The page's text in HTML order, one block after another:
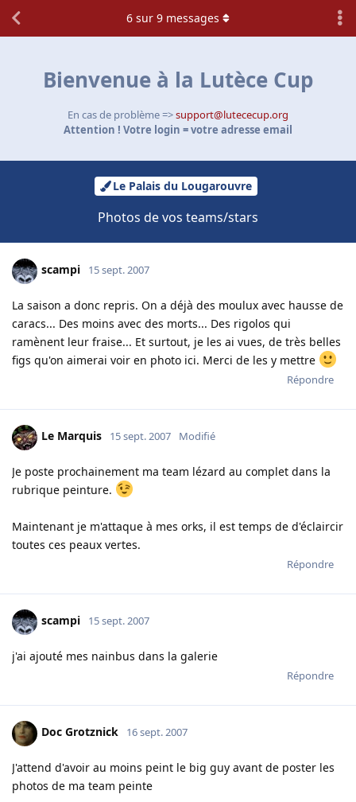
Bienvenue à la Lutèce Cup
En cas de problème =>support@lutececup.org
Attention ! Votre login = votre adresse email
Le Palais du Lougarouvre
Photos de vos teams/stars
6 sur 9 messages
scampi 15 sept. 2007
La saison a donc repris. On a déjà des moulux avec hausse de
caracs... Des moins avec des morts... Des rigolos qui
ramènent leur fraise... Et surtout, je les ai vues, de très belles
figs qu'on aimerai voir en photo ici. Merci de les y mettre
Répondre
Le Marquis 15 sept. 2007 Modifié
Je poste prochainement ma team lézard au complet dans la
rubrique peinture.
Maintenant je m'attaque à mes orks, il est temps de d'éclaircir
toutes ces peaux vertes.
Répondre
scampi 15 sept. 2007
j'ai ajouté mes nainbus dans la galerie
Répondre
Doc Grotznick 16 sept. 2007
J'attend d'avoir au moins peint le big guy avant de poster les
photos de ma team peinte